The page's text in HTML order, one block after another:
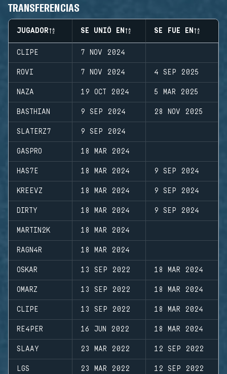
TRANSFERENCIAS
JUGADOR SE UNIÓ EN SE FUE EN
CLIPE 7 NOV 2024
ROVI 7 NOV 2024 4 SEP 2025
NAZA 19 OCT 2024 5 MAR 2025
BASTHIAN 9 SEP 2024 28 NOV 2025
SLATERZ7 9 SEP 2024
GASPRO 18 MAR 2024
HAS7E 18 MAR 2024 9 SEP 2024
KREEVZ 18 MAR 2024 9 SEP 2024
DIRTY 18 MAR 2024 9 SEP 2024
MARTIN2K 18 MAR 2024
RAGN4R 18 MAR 2024
OSKAR 13 SEP 2022 18 MAR 2024
OMARZ 13 SEP 2022 18 MAR 2024
CLIPE 13 SEP 2022 18 MAR 2024
RE4PER 16 JUN 2022 18 MAR 2024
SLAAY 23 MAR 2022 12 SEP 2022
LGS 23 MAR 2022 12 SEP 2022